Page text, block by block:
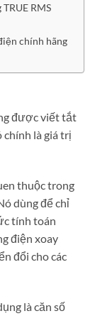
RMS
chính hãng
được viết tắt
chính là giá trị
thuộc trong
dùng để chỉ
tính toán
điện xoay
đổi cho các
là căn số